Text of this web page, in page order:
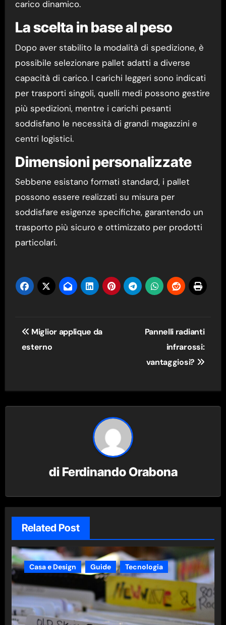
carico dinamico.
La scelta in base al peso
Dopo aver stabilito la modalità di spedizione, è
possibile selezionare pallet adatti a diverse
capacità di carico. I carichi leggeri sono indicati
per trasporti singoli, quelli medi possono gestire
più spedizioni, mentre i carichi pesanti
soddisfano le necessità di grandi magazzini e
centri logistici.
Dimensioni personalizzate
Sebbene esistano formati standard, i pallet
possono essere realizzati su misura per
soddisfare esigenze specifiche, garantendo un
trasporto più sicuro e ottimizzato per prodotti
particolari.
Navigazione
articoli
Miglior applique da
esterno
Pannelli radianti
infrarossi:
vantaggiosi?
di Ferdinando Orabona
Related Post
Casa e Design Guide Tecnologia